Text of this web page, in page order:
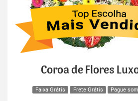
Coroa de Flores
Faixa Grátis Frete Grátis Pague